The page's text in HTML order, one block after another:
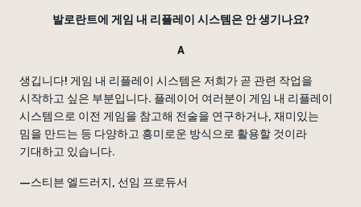
발로란트에 게임 내 리플레이 시스템은 안 생기나요?
A
생깁니다! 게임 내 리플레이 시스템은 저희가 곧 관련 작업을
시작하고 싶은 부분입니다. 플레이어 여러분이 게임 내 리플레이
시스템으로 이전 게임을 참고해 전술을 연구하거나, 재미있는
밈을 만드는 등 다양하고 흥미로운 방식으로 활용할 것이라
기대하고 있습니다.
—스티븐 엘드러지, 선임 프로듀서